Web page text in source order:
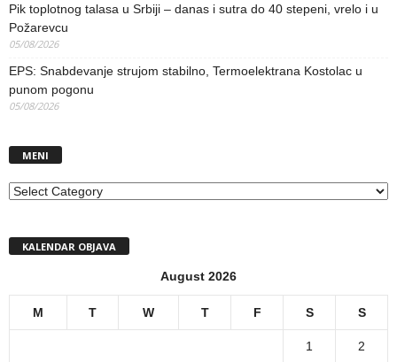
Pik toplotnog talasa u Srbiji – danas i sutra do 40 stepeni, vrelo i u
Požarevcu
05/08/2026
EPS: Snabdevanje strujom stabilno, Termoelektrana Kostolac u
punom pogonu
05/08/2026
MENI
MENI
KALENDAR OBJAVA
August 2026
M T W T F S S
1 2